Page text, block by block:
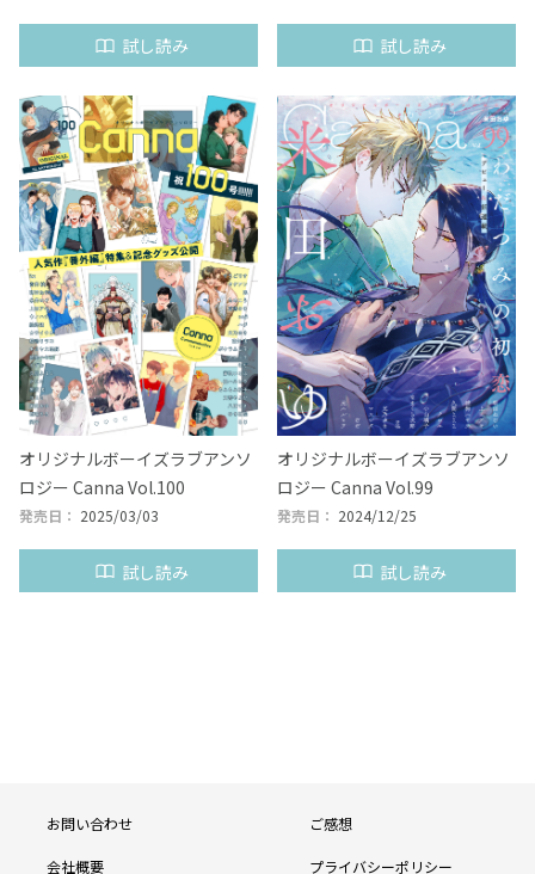
試し読み 試し読み
オリジナルボーイズラブアンソ
ロジー Canna Vol.100
発売日： 2025/03/03
試し読み
オリジナルボーイズラブアンソ
ロジー Canna Vol.99
発売日： 2024/12/25
試し読み
お問い合わせ ご感想
会社概要 プライバシーポリシー